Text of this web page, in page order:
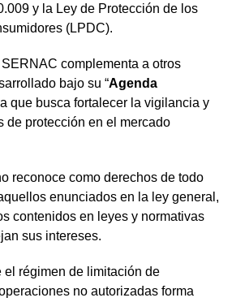
y la Ley de Protección de los
(LPDC).
complementa a otros
bajo su “Agenda
que busca fortalecer la vigilancia y
de protección en el mercado
reconoce como derechos de todo
enunciados en la ley general,
contenidos en leyes y normativas
sus intereses.
el régimen de limitación de
no autorizadas forma